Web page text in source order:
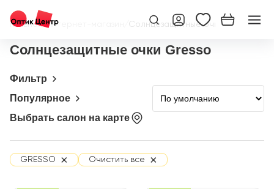
Главная/Интернет-магазин Солнцезащитные очки
Солнцезащитные очки Gresso
Фильтр
Популярное
Выбрать салон на карте
GRESSO × Очистить все ×